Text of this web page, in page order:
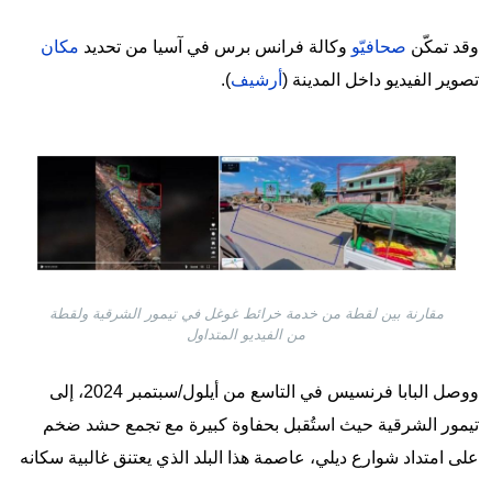
وقد تمكّن صحافيّو وكالة فرانس برس في آسيا من تحديد مكان
تصوير الفيديو داخل المدينة ( أرشيف).
Image
مقارنة بين لقطة من خدمة خرائط غوغل في تيمور الشرقية ولقطة
من الفيديو المتداول
ووصل البابا فرنسيس في التاسع من أيلول/سبتمبر 2024، إلى
تيمور الشرقية حيث استُقبل بحفاوة كبيرة مع تجمع حشد ضخم
على امتداد شوارع ديلي، عاصمة هذا البلد الذي يعتنق غالبية سكانه